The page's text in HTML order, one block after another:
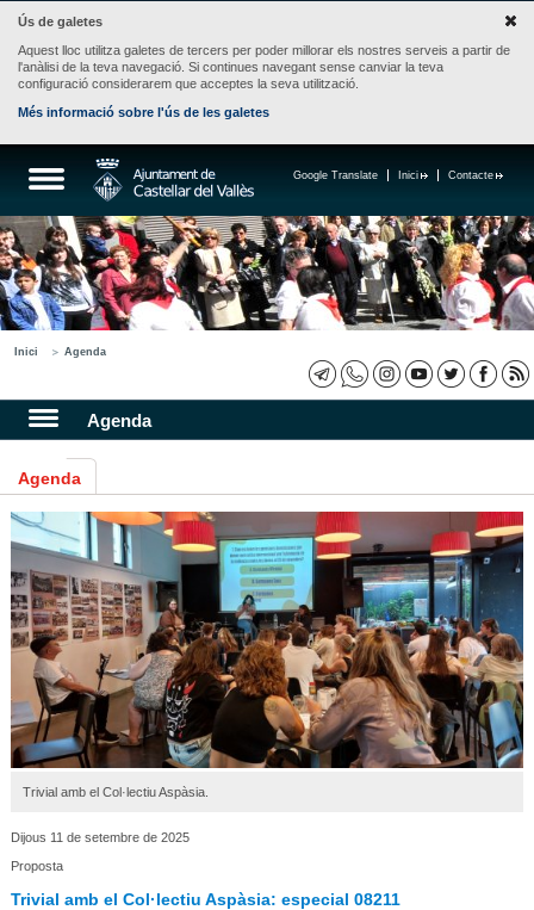
Ús de galetes
Aquest lloc utilitza galetes de tercers per poder millorar els nostres serveis a partir de
l'anàlisi de la teva navegació. Si continues navegant sense canviar la teva
configuració considerarem que acceptes la seva utilització.
Més informació sobre l'ús de les galetes
Contacte
Inici
Google Translate
Inici Agenda
Agenda
Agenda
Trivial amb el Col·lectiu Aspàsia.
Dijous 11 de setembre de 2025
Proposta
Trivial amb el Col·lectiu Aspàsia: especial 08211